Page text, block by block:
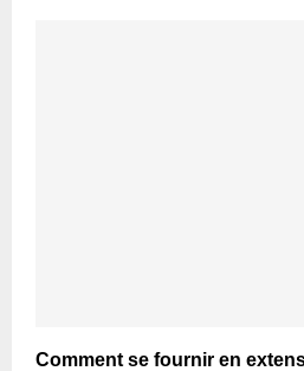
Comment se fournir en